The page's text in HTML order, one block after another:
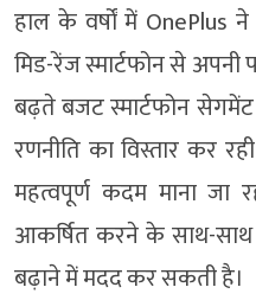
हाल के वर्षों में OnePlus ने
मिड-रेंज स्मार्टफोन से अपनी
बढ़ते बजट स्मार्टफोन
रणनीति का विस्तार कर
महत्वपूर्ण कदम माना जा
आकर्षित करने के साथ-
बढ़ाने में मदद कर सकती है।